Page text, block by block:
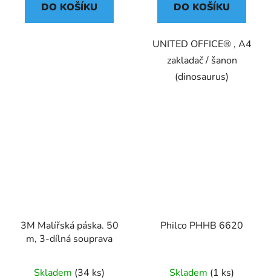
DO KOŠÍKU DO KOŠÍKU
UNITED OFFICE® , A4
zakladač / šanon
(dinosaurus)
3M Malířská páska. 50
m, 3-dílná souprava
Skladem (34 ks)
Philco PHHB 6620
Skladem (1 ks)